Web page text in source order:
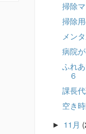
掃除
掃除
メン
病院
ふれ
６
課長
空き
► 11月